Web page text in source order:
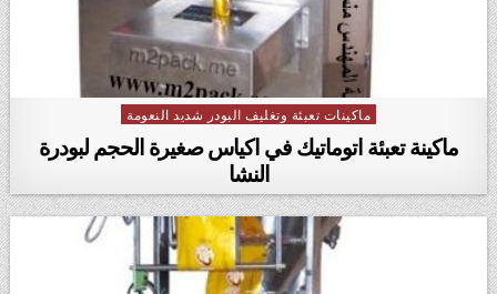
Posted in
ماكينات تعبئة وتغليف البودر شديد النعومة
ماكينة تعبئة اتوماتيك في اكياس صغيرة الحجم لبودرة
النشا